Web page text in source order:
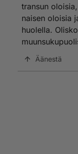
transun
naisen oloisia
huolella.
Äänestä